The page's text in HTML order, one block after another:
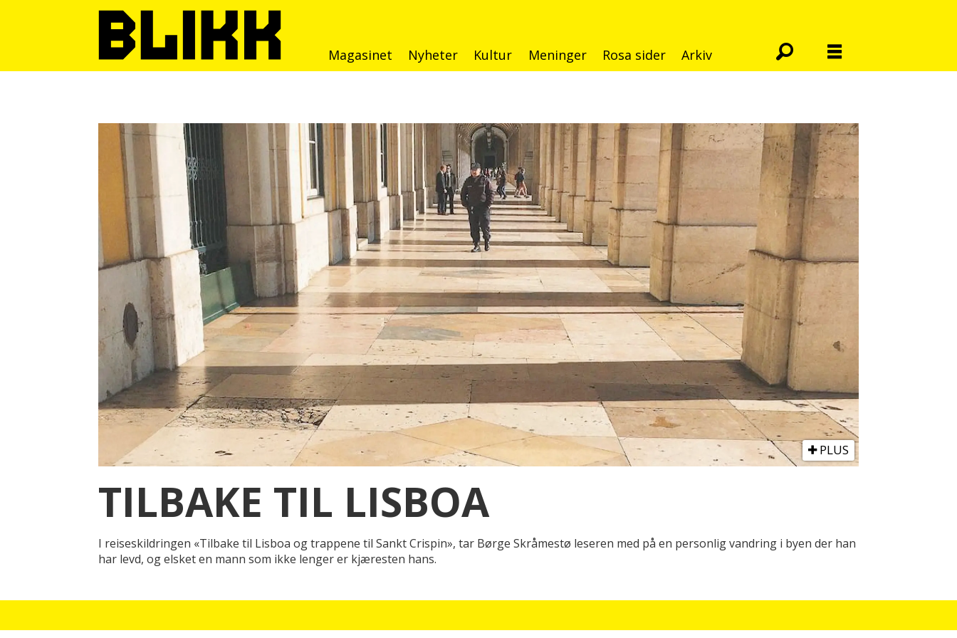
Magasinet Nyheter Kultur Meninger Rosa sider Arkiv
PLUS
TILBAKE TIL LISBOA
I reiseskildringen «Tilbake til Lisboa og trappene til Sankt Crispin», tar Børge Skråmestø leseren med på en personlig vandring i byen der han
har levd, og elsket en mann som ikke lenger er kjæresten hans.